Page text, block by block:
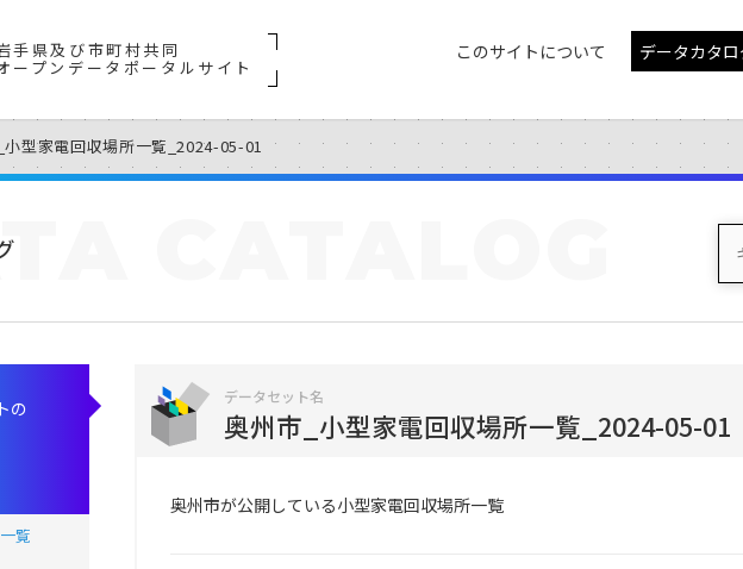
手県及び市町村共同
ープンデータポータルサイト
このサイトについて データカタ
小型家電回収場所一覧_2024-05-01
データセット名
奥州市_小型家電回収場所一覧_2024-05-01
奥州市が公開している小型家電回収場所一覧
の
覧